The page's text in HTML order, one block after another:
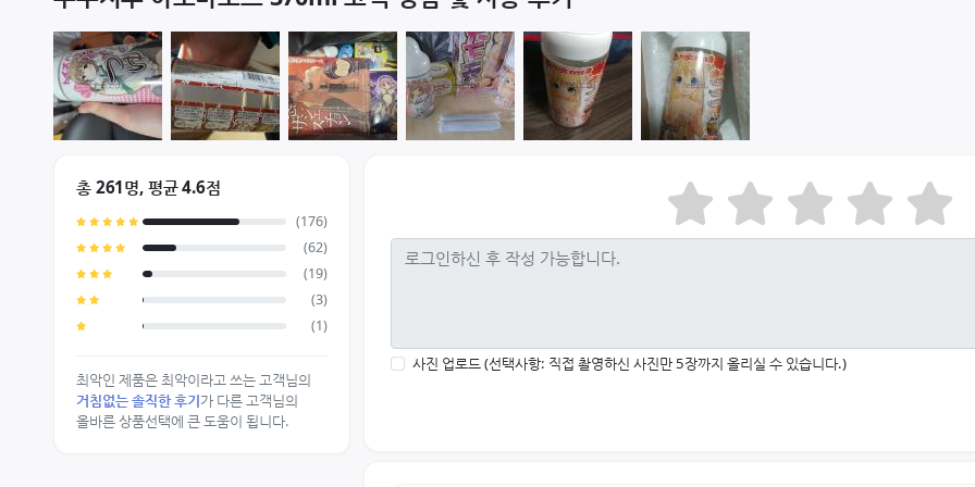
총 261명, 평균 4.6점
(176)
(62)
(19)
(3)
(1)
최악인 제품은 최악이라고 쓰는 고객님의
거침없는 솔직한 후기가 다른 고객님의
올바른 상품선택에 큰 도움이 됩니다.
사진 업로드 (선택사항: 직접 촬영하신 사진만 5장까지 올리실 수 있습니다.)